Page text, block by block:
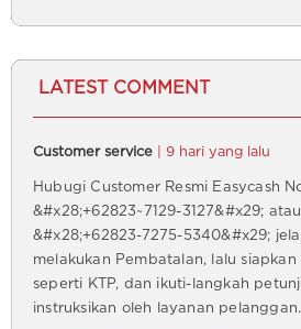
LATEST COMMENT
Customer service | 9 hari yang lalu
Hubugi Customer Resmi Easycash
&#x28;+62823~7129-3127&#x29;
&#x28;+62823-7275-5340&#x29;
melakukan Pembatalan, lalu
seperti KTP, dan ikuti-langkah
instruksikan oleh layanan pelanggan.